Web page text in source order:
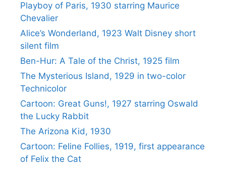
Playboy of Paris, 1930 starring Maurice
Chevalier
Alice’s Wonderland, 1923 Walt Disney short
silent film
Ben-Hur: A Tale of the Christ, 1925 film
The Mysterious Island, 1929 in two-color
Technicolor
Cartoon: Great Guns!, 1927 starring Oswald
the Lucky Rabbit
The Arizona Kid, 1930
Cartoon: Feline Follies, 1919, first appearance
of Felix the Cat